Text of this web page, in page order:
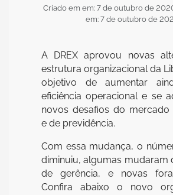
Criado em em: 7 de outubro de
em: 7 de outubro de
A DREX aprovou novas
estrutura organizacional da
objetivo de aumentar
eficiência operacional e se
novos desafios do mercado
e de previdência.
Com essa mudança, o
diminuiu, algumas mudaram
de gerência, e novas
Confira abaixo o novo